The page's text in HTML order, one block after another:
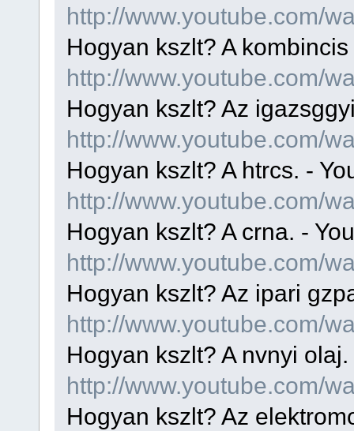
http://www.youtube.com/
Hogyan kszlt? A
http://www.youtube.com/
Hogyan kszlt? Az
http://www.youtube.com/
Hogyan kszlt? A htrcs. -
http://www.youtube.com/
Hogyan kszlt? A crna. -
http://www.youtube.com/
Hogyan kszlt? Az ipari
http://www.youtube.com/
Hogyan kszlt? A nvnyi
http://www.youtube.com/
Hogyan kszlt? Az